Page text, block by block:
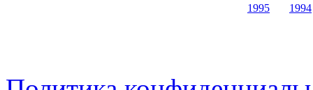
1995
1994